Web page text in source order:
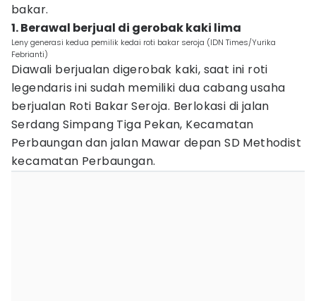
bakar.
1. Berawal berjual di gerobak kaki lima
Leny generasi kedua pemilik kedai roti bakar seroja (IDN Times/Yurika
Febrianti)
Diawali berjualan digerobak kaki, saat ini roti
legendaris ini sudah memiliki dua cabang usaha
berjualan Roti Bakar Seroja. Berlokasi di jalan
Serdang Simpang Tiga Pekan, Kecamatan
Perbaungan dan jalan Mawar depan SD Methodist
kecamatan Perbaungan.